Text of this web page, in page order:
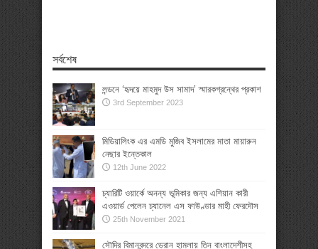
সর্বশেষ
লন্ডনে ‘হৃদয়ে মাহমুদ উস সামাদ’ স্মারকগ্রন্থের প্রকাশ
3rd September 2023
মিডিয়ালিংক এর এমডি মুজিব ইসলামের মাতা মায়ারুন
নেছার ইন্তেকাল
12th June 2022
চ্যারিটি ওয়ার্কে অনন্য ভূমিকার জন্য এশিয়ান কারী
এওয়ার্ড পেলেন চ্যানেল এস ফাউণ্ডার মাহী ফেরদৌস
25th November 2021
সৌদির বিমানবন্দরে ড্রোন হামলায় তিন বাংলাদেশীসহ